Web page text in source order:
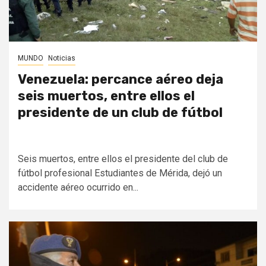
MUNDO Noticias
Venezuela: percance aéreo deja
seis muertos, entre ellos el
presidente de un club de fútbol
Seis muertos, entre ellos el presidente del club de
fútbol profesional Estudiantes de Mérida, dejó un
accidente aéreo ocurrido en...